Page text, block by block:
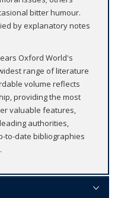
bitter humour.
by explanatory notes
Oxford World's
range of literature
volume reflects
providing the most
valuable features,
authorities,
to-date bibliographies